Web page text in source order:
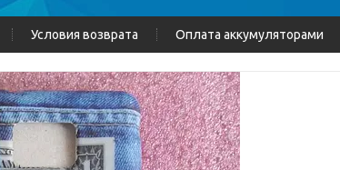
Условия возврата Оплата аккумуляторами